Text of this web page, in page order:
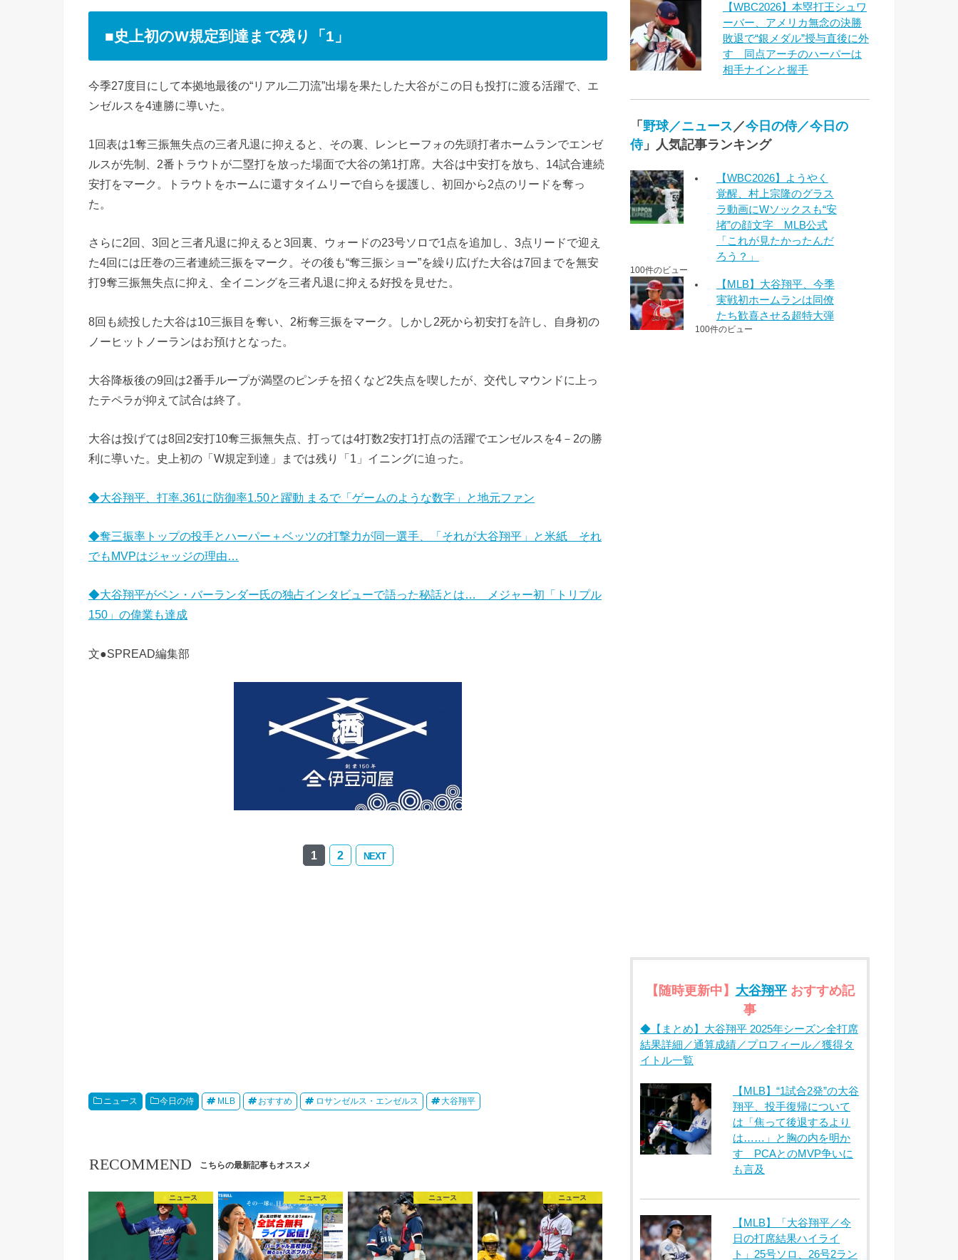
■史上初のW規定到達まで残り「1」
今季27度目にして本拠地最後の“リアル二刀流”出場を果たした大谷がこの日も投打に渡る活躍で、エ
ンゼルスを4連勝に導いた。
1回表は1奪三振無失点の三者凡退に抑えると、その裏、レンヒーフォの先頭打者ホームランでエンゼ
ルスが先制、2番トラウトが二塁打を放った場面で大谷の第1打席。大谷は中安打を放ち、14試合連続
安打をマーク。トラウトをホームに還すタイムリーで自らを援護し、初回から2点のリードを奪っ
た。
さらに2回、3回と三者凡退に抑えると3回裏、ウォードの23号ソロで1点を追加し、3点リードで迎え
た4回には圧巻の三者連続三振をマーク。その後も“奪三振ショー”を繰り広げた大谷は7回までを無安
打9奪三振無失点に抑え、全イニングを三者凡退に抑える好投を見せた。
8回も続投した大谷は10三振目を奪い、2桁奪三振をマーク。しかし2死から初安打を許し、自身初の
ノーヒットノーランはお預けとなった。
大谷降板後の9回は2番手ループが満塁のピンチを招くなど2失点を喫したが、交代しマウンドに上っ
たテペラが抑えて試合は終了。
大谷は投げては8回2安打10奪三振無失点、打っては4打数2安打1打点の活躍でエンゼルスを4－2の勝
利に導いた。史上初の「W規定到達」までは残り「1」イニングに迫った。
◆大谷翔平、打率.361に防御率1.50と躍動 まるで「ゲームのような数字」と地元ファン
◆奪三振率トップの投手とハーパー＋ベッツの打撃力が同一選手、「それが大谷翔平」と米紙 それ
でもMVPはジャッジの理由…
◆大谷翔平がベン・バーランダー氏の独占インタビューで語った秘話とは… メジャー初「トリプル
150」の偉業も達成
文●SPREAD編集部
1 2 NEXT
ニュース 今日の侍 MLB おすすめ ロサンゼルス・エンゼルス 大谷翔平
RECOMMEND こちらの最新記事もオススメ
ニュース ニュース ニュース ニュース
【WBC2026】本塁打王シュワ
ーバー、アメリカ無念の決勝
敗退で“銀メダル”授与直後に外
す 同点アーチのハーパーは
相手ナインと握手
「 野球／ニュース ／今日の侍／今日の
侍」人気記事ランキング
【WBC2026】ようやく
覚醒、村上宗隆のグラス
ラ動画にWソックスも“安
堵”の顔文字 MLB公式
「これが見たかったんだ
ろう？」
100件のビュー
【MLB】大谷翔平、今季
実戦初ホームランは同僚
たち歓喜させる超特大弾
100件のビュー
【随時更新中】 大谷翔平おすすめ記
事
◆【まとめ】大谷翔平 2025年シーズン全打席
結果詳細／通算成績／プロフィール／獲得タ
イトル一覧
【MLB】“1試合2発”の大谷
翔平、投手復帰について
は「焦って後退するより
は……」と胸の内を明か
す PCAとのMVP争いに
も言及
【MLB】「大谷翔平／今
日の打席結果ハイライ
ト」25号ソロ、26号2ラン